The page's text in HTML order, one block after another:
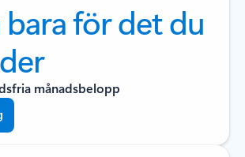
bara för det du
månadsbelopp